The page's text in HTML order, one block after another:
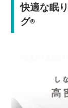
快適な眠
グ®